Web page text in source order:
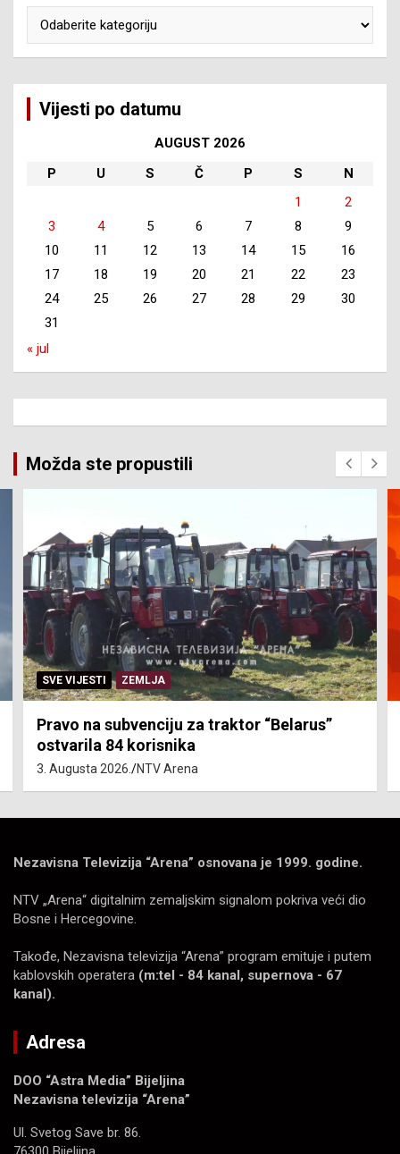
Vijesti po datumu
AUGUST 2026
P
U S Č P S
N
1
2
3
4 5 6 7 8
9
10
11 12 13 14 15
16
17
18 19 20 21 22
23
24
25 26 27 28 29
30
31
« jul
Možda ste propustili
SVE VIJESTI ZEMLJA
Pravo na subvenciju za traktor “Belarus”
ostvarila 84 korisnika
3. Augusta 2026. NTV Arena
Nezavisna Televizija “Arena” osnovana je 1999. godine.
NTV „Arena“ digitalnim zemaljskim signalom pokriva veći dio
Bosne i Hercegovine.
Takođe, Nezavisna televizija “Arena” program emituje i putem
kablovskih operatera (m:tel - 84 kanal, supernova - 67
kanal).
Adresa
DOO “Astra Media” Bijeljina
Nezavisna televizija “Arena”
Ul. Svetog Save br. 86.